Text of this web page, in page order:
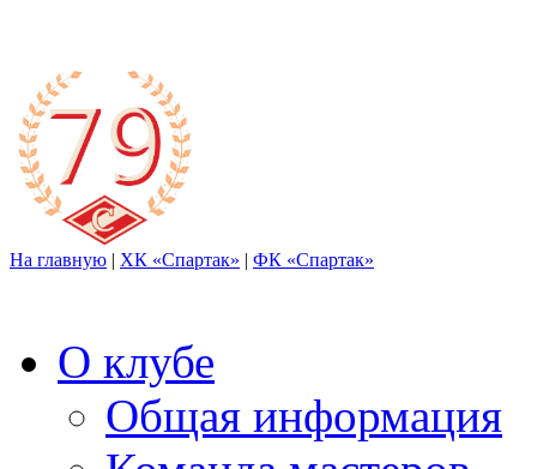
На главную | ХК «Спартак» | ФК «Спартак»
О клубе
Общая информация